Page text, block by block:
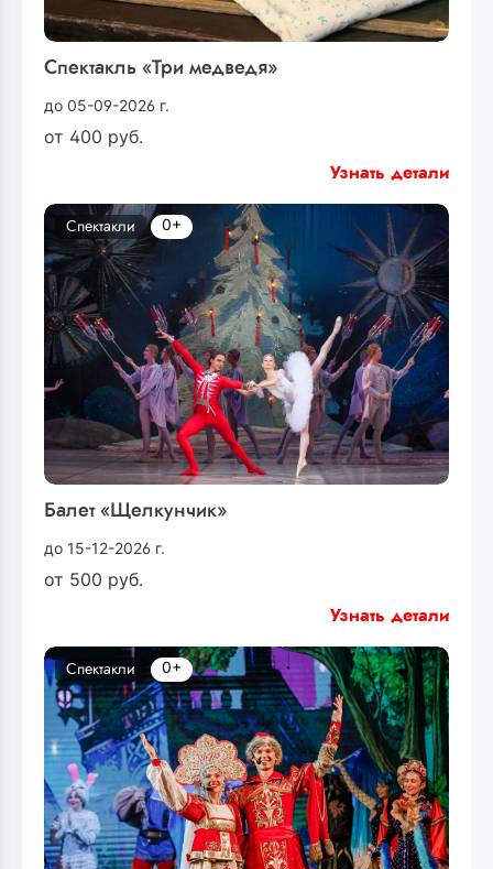
Спектакль «Три медведя»
до 05-09-2026 г.
от 400 руб.
Узнать детали
Балет «Щелкунчик»
до 15-12-2026 г.
от 500 руб.
Спектакли 0+
Узнать детали
Спектакли 0+